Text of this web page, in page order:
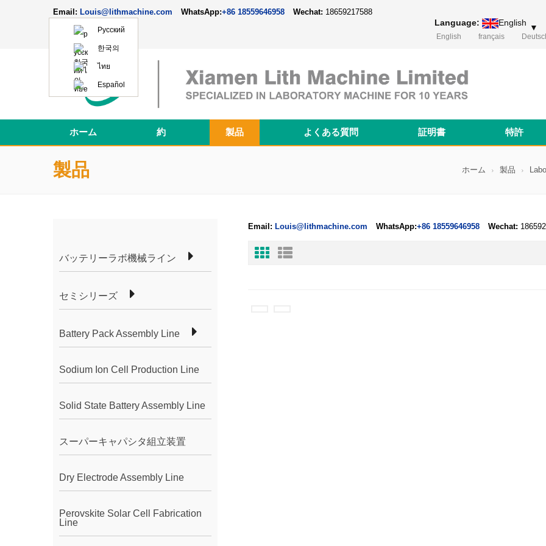
Email: Louis@lithmachine.com WhatsApp:+86 18559646958 Wechat: 18659217588
Language: English ▼
Русский
한국의
ไทย
Español
English français
ホーム 約 製品 よくある質問 証明書 特許
製品 ホーム 製品
バッテリーラボ機械ライン
セミシリーズ
Battery Pack Assembly Line
Sodium Ion Cell Production Line
Solid State Battery Assembly Line
スーパーキャパシタ組立装置
Dry Electrode Assembly Line
Perovskite Solar Cell Fabrication
Line
Email: Louis@lithmachine.com WhatsApp:+86 18559646958 Wechat: